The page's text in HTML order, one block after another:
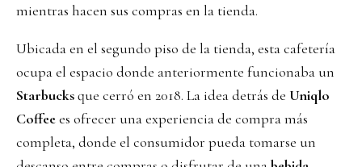
mientras hacen sus compras en la tienda.
Ubicada en el segundo piso de la tienda, esta cafetería
ocupa el espacio donde anteriormente funcionaba un
Starbucksque cerró en 2018. La idea detrás de Uniqlo
Coffeees ofrecer una experiencia de compra más
completa, donde el consumidor pueda tomarse un